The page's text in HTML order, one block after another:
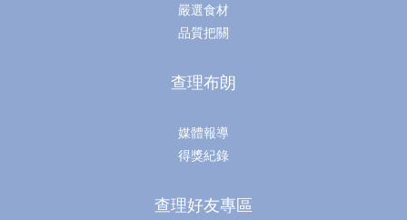
嚴選食材
品質把關
查理布朗
媒體報導
得獎紀錄
查理好友專區